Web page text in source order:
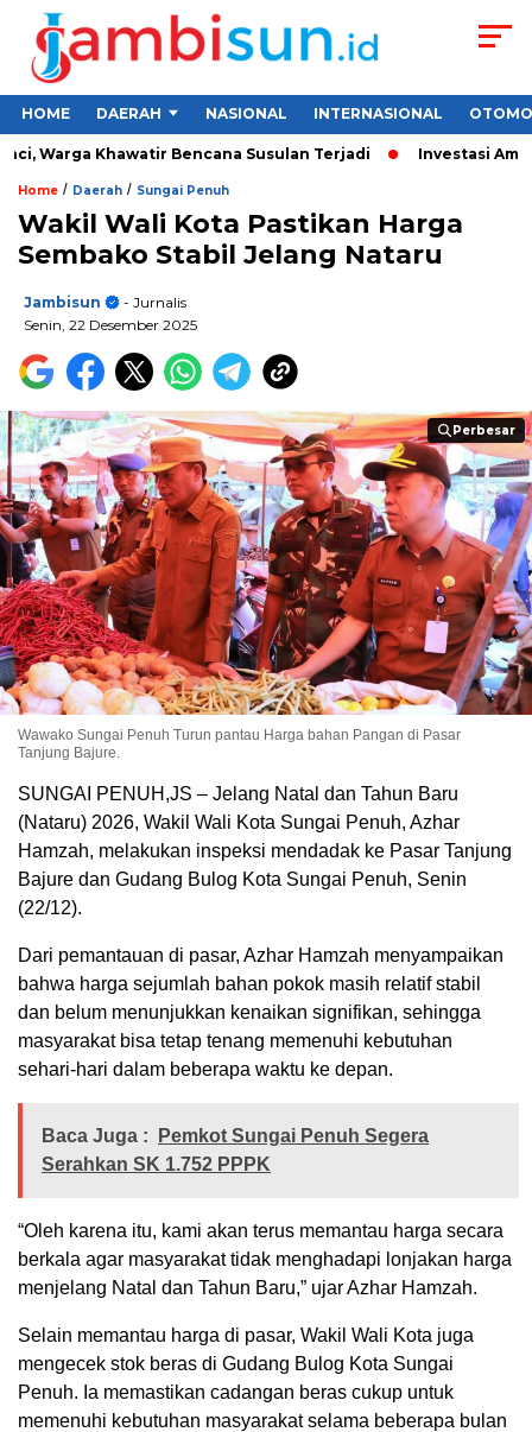
HOME DAERAH NASIONAL INTERNASIONAL
Khawatir Bencana Susulan Terjadi Investasi Aman
Home / Daerah / Sungai Penuh
Wakil Wali Kota Pastikan Harga
Sembako Stabil Jelang Nataru
Jambisun
- Jurnalis
Senin, 22 Desember 2025
Perbesar
Perbesar
Wawako Sungai Penuh Turun pantau Harga bahan Pangan di Pasar
Tanjung Bajure.
SUNGAI PENUH,JS – Jelang Natal dan Tahun Baru
(Nataru) 2026, Wakil Wali Kota Sungai Penuh, Azhar
Hamzah, melakukan inspeksi mendadak ke Pasar Tanjung
Bajure dan Gudang Bulog Kota Sungai Penuh, Senin
(22/12).
Dari pemantauan di pasar, Azhar Hamzah menyampaikan
bahwa harga sejumlah bahan pokok masih relatif stabil
dan belum menunjukkan kenaikan signifikan, sehingga
masyarakat bisa tetap tenang memenuhi kebutuhan
sehari-hari dalam beberapa waktu ke depan.
Baca Juga :
Pemkot Sungai Penuh Segera
Serahkan SK 1.752 PPPK
“Oleh karena itu, kami akan terus memantau harga secara
berkala agar masyarakat tidak menghadapi lonjakan harga
menjelang Natal dan Tahun Baru,” ujar Azhar Hamzah.
Selain memantau harga di pasar, Wakil Wali Kota juga
mengecek stok beras di Gudang Bulog Kota Sungai
Penuh. Ia memastikan cadangan beras cukup untuk
memenuhi kebutuhan masyarakat selama beberapa bulan